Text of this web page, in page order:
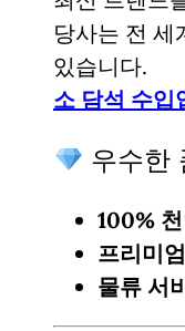
당사는 전 세
있습니다.
소 담석 수입
우수한
100%
프리미
물류 서